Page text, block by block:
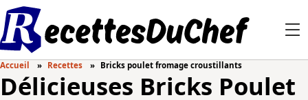
Accueil Recettes Bricks poulet fromage croustillants
Délicieuses Bricks Poulet